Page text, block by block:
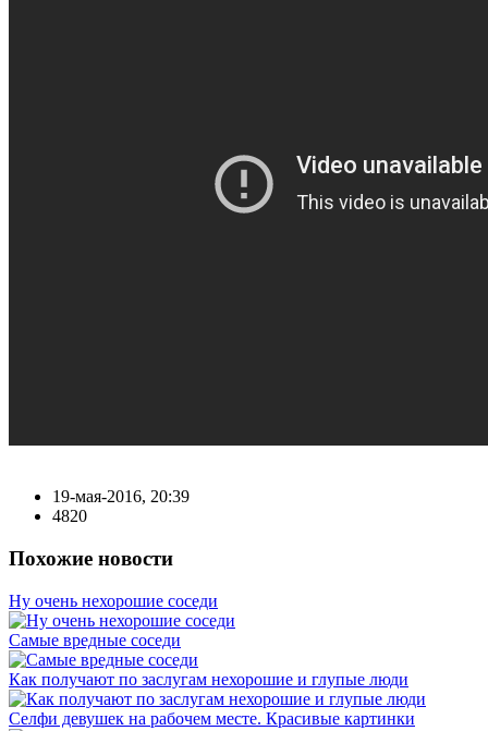
19-мая-2016, 20:39
4820
Похожие новости
Ну очень нехорошие соседи
Самые вредные соседи
Как получают по заслугам нехорошие и глупые люди
Селфи девушек на рабочем месте. Красивые картинки